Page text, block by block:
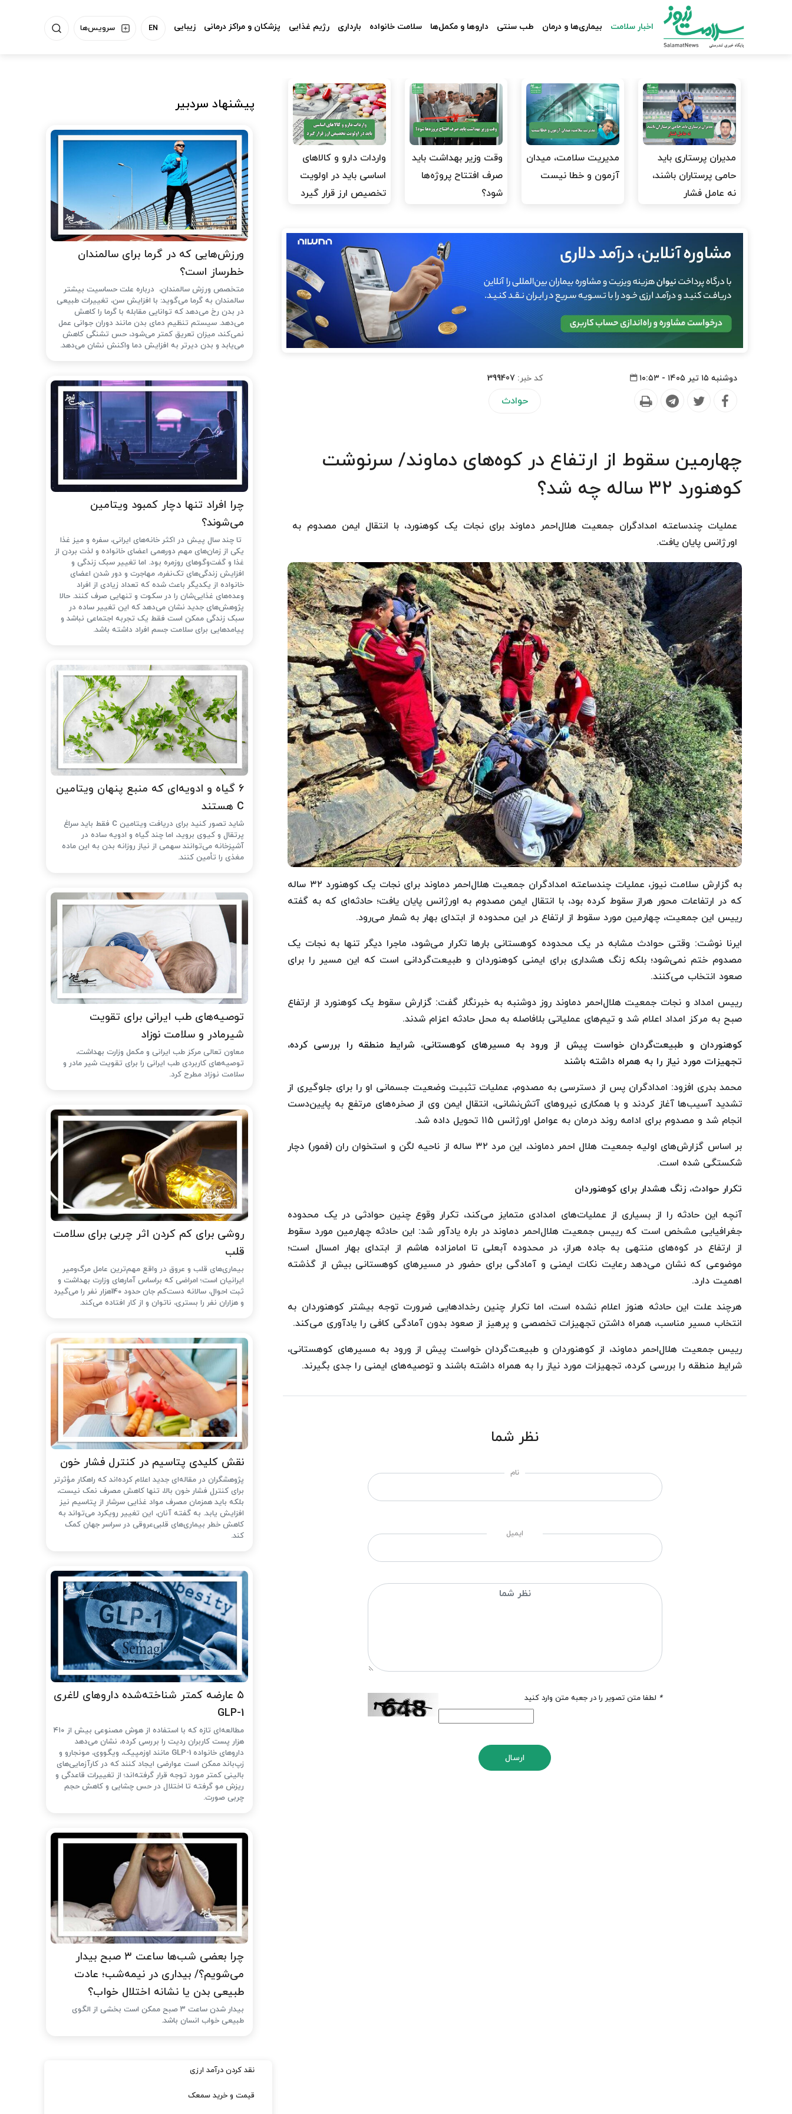
سرویس‌ها EN اخبار سلامت بیماری‌ها و درمان طب سنتی داروها و مکمل‌ها سلامت خانواده بارداری رژیم غذایی پزشکان و مراکز درمانی زیبایی
مدیران پرستاری باید
حامی پرستاران باشند،
نه عامل فشار
مدیریت سلامت، میدان
آزمون و خطا نیست
وقت وزیر بهداشت باید
صرف افتتاح پروژه‌ها
شود؟
واردات دارو و کالاهای
اساسی باید در اولویت
تخصیص ارز قرار گیرد
دوشنبه ۱۵ تیر ۱۴۰۵ - ۱۰:۵۳ کد خبر:399407
حوادث
چهارمین سقوط از ارتفاع در کوه‌های دماوند/ سرنوشت
کوهنورد ۳۲ ساله چه شد؟
عملیات چندساعته امدادگران جمعیت هلال‌احمر دماوند برای نجات یک کوهنورد، با انتقال ایمن مصدوم به
اورژانس پایان یافت.
به گزارش سلامت نیوز، عملیات چندساعته امدادگران جمعیت هلال‌احمر دماوند برای نجات یک کوهنورد ۳۲ ساله
که در ارتفاعات محور هراز سقوط کرده بود، با انتقال ایمن مصدوم به اورژانس پایان یافت؛ حادثه‌ای که به گفته
رییس این جمعیت، چهارمین مورد سقوط از ارتفاع در این محدوده از ابتدای بهار به شمار می‌رود.
ایرنا نوشت: وقتی حوادث مشابه در یک محدوده کوهستانی بارها تکرار می‌شود، ماجرا دیگر تنها به نجات یک
مصدوم ختم نمی‌شود؛ بلکه زنگ هشداری برای ایمنی کوهنوردان و طبیعت‌گردانی است که این مسیر را برای
صعود انتخاب می‌کنند.
رییس امداد و نجات جمعیت هلال‌احمر دماوند روز دوشنبه به خبرنگار گفت: گزارش سقوط یک کوهنورد از ارتفاع
صبح به مرکز امداد اعلام شد و تیم‌های عملیاتی بلافاصله به محل حادثه اعزام شدند.
کوهنوردان و طبیعت‌گردان خواست پیش از ورود به مسیرهای کوهستانی، شرایط منطقه را بررسی کرده،
تجهیزات مورد نیاز را به همراه داشته باشند
محمد بدری افزود: امدادگران پس از دسترسی به مصدوم، عملیات تثبیت وضعیت جسمانی او را برای جلوگیری از
تشدید آسیب‌ها آغاز کردند و با همکاری نیروهای آتش‌نشانی، انتقال ایمن وی از صخره‌های مرتفع به پایین‌دست
انجام شد و مصدوم برای ادامه روند درمان به عوامل اورژانس ۱۱۵ تحویل داده شد.
بر اساس گزارش‌های اولیه جمعیت هلال احمر دماوند، این مرد ۳۲ ساله از ناحیه لگن و استخوان ران (فمور) دچار
شکستگی شده است.
تکرار حوادث، زنگ هشدار برای کوهنوردان
آنچه این حادثه را از بسیاری از عملیات‌های امدادی متمایز می‌کند، تکرار وقوع چنین حوادثی در یک محدوده
جغرافیایی مشخص است که رییس جمعیت هلال‌احمر دماوند در باره یادآور شد: این حادثه چهارمین مورد سقوط
از ارتفاع در کوه‌های منتهی به جاده هراز، در محدوده آبعلی تا امامزاده هاشم از ابتدای بهار امسال است؛
موضوعی که نشان می‌دهد رعایت نکات ایمنی و آمادگی برای حضور در مسیرهای کوهستانی بیش از گذشته
اهمیت دارد.
هرچند علت این حادثه هنوز اعلام نشده است، اما تکرار چنین رخدادهایی ضرورت توجه بیشتر کوهنوردان به
انتخاب مسیر مناسب، همراه داشتن تجهیزات تخصصی و پرهیز از صعود بدون آمادگی کافی را یادآوری می‌کند.
رییس جمعیت هلال‌احمر دماوند، از کوهنوردان و طبیعت‌گردان خواست پیش از ورود به مسیرهای کوهستانی،
شرایط منطقه را بررسی کرده، تجهیزات مورد نیاز را به همراه داشته باشند و توصیه‌های ایمنی را جدی بگیرند.
نظر شما
نام
ایمیل
* لطفا متن تصویر را در جعبه متن وارد کنید
ارسال
پیشنهاد سردبیر
ورزش‌هایی که در گرما برای سالمندان
خطرساز است؟
متخصص ورزش سالمندان، درباره علت حساسیت بیشتر
سالمندان به گرما می‌گوید: با افزایش سن، تغییرات طبیعی
در بدن رخ می‌دهد که توانایی مقابله با گرما را کاهش
می‌دهد. سیستم تنظیم دمای بدن مانند دوران جوانی عمل
نمی‌کند، میزان تعریق کمتر می‌شود، حس تشنگی کاهش
می‌یابد و بدن دیرتر به افزایش دما واکنش نشان می‌دهد.
چرا افراد تنها دچار کمبود ویتامین
می‌شوند؟
تا چند سال پیش در اکثر خانه‌های ایرانی، سفره و میز غذا
یکی از زمان‌های مهم دورهمی اعضای خانواده و لذت بردن از
غذا و گفت‌وگوهای روزمره بود. اما تغییر سبک زندگی و
افزایش زندگی‌های تک‌نفره، مهاجرت و دور شدن اعضای
خانواده از یکدیگر باعث شده که تعداد زیادی از افراد
وعده‌های غذایی‌شان را در سکوت و تنهایی صرف کنند. حالا
پژوهش‌های جدید نشان می‌دهد که این تغییر ساده در
سبک زندگی ممکن است فقط یک تجربه اجتماعی نباشد و
پیامدهایی برای سلامت جسم افراد داشته باشد.
۶ گیاه و ادویه‌ای که منبع پنهان ویتامین
C هستند
شاید تصور کنید برای دریافت ویتامین C فقط باید سراغ
پرتقال و کیوی بروید، اما چند گیاه و ادویه ساده در
آشپزخانه می‌توانند سهمی از نیاز روزانه بدن به این ماده
مغذی را تأمین کنند.
توصیه‌های طب ایرانی برای تقویت
شیرمادر و سلامت نوزاد
معاون تعالی مرکز طب ایرانی و مکمل وزارت بهداشت،
توصیه‌های کاربردی طب ایرانی را برای تقویت شیر مادر و
سلامت نوزاد مطرح کرد.
روشی برای کم کردن اثر چربی برای سلامت
قلب
بیماری‌های قلب و عروق در واقع مهم‌ترین عامل مرگ‌ومیر
ایرانیان است؛ امراضی که براساس آمارهای وزارت بهداشت و
ثبت احوال، سالانه دست‌کم جان حدود 140هزار نفر را می‌گیرد
و هزاران نفر را بستری، ناتوان و از کار افتاده می‌کند.
نقش کلیدی پتاسیم در کنترل فشار خون
پژوهشگران در مقاله‌ای جدید اعلام کرده‌اند که راهکار مؤثرتر
برای کنترل فشار خون بالا، تنها کاهش مصرف نمک نیست،
بلکه باید همزمان مصرف مواد غذایی سرشار از پتاسیم نیز
افزایش یابد. به گفته آنان، این تغییر رویکرد می‌تواند به
کاهش خطر بیماری‌های قلبی‌عروقی در سراسر جهان کمک
کند.
۵ عارضه کمتر شناخته‌شده داروهای لاغری
GLP-1
مطالعه‌ای تازه که با استفاده از هوش مصنوعی بیش از ۴۱۰
هزار پست کاربران ردیت را بررسی کرده، نشان می‌دهد
داروهای خانواده GLP-1 مانند اوزمپیک، ویگووی، مونجارو و
زپ‌باند ممکن است عوارضی ایجاد کنند که در کارآزمایی‌های
بالینی کمتر مورد توجه قرار گرفته‌اند؛ از تغییرات قاعدگی و
ریزش مو گرفته تا اختلال در حس چشایی و کاهش حجم
چربی صورت.
چرا بعضی شب‌ها ساعت ۳ صبح بیدار
می‌شویم؟/ بیداری در نیمه‌شب؛ عادت
طبیعی بدن یا نشانه اختلال خواب؟
بیدار شدن ساعت ۳ صبح ممکن است بخشی از الگوی
طبیعی خواب انسان باشد.
نقد کردن درآمد ارزی
قیمت و خرید سمعک